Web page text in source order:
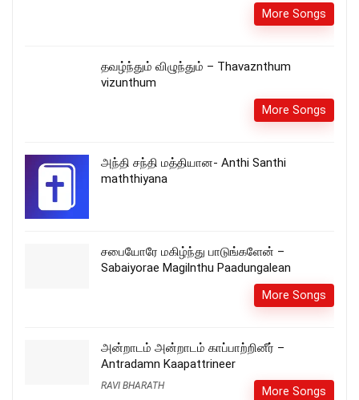
More Songs
தவழ்ந்தும் விழுந்தும் – Thavaznthum
vizunthum
More Songs
அந்தி சந்தி மத்தியான- Anthi Santhi
maththiyana
சபையோரே மகிழ்ந்து பாடுங்களேன் –
Sabaiyorae Magilnthu Paadungalean
More Songs
அன்றாடம் அன்றாடம் காப்பாற்றினீர் –
Antradamn Kaapattrineer
RAVI BHARATH More Songs